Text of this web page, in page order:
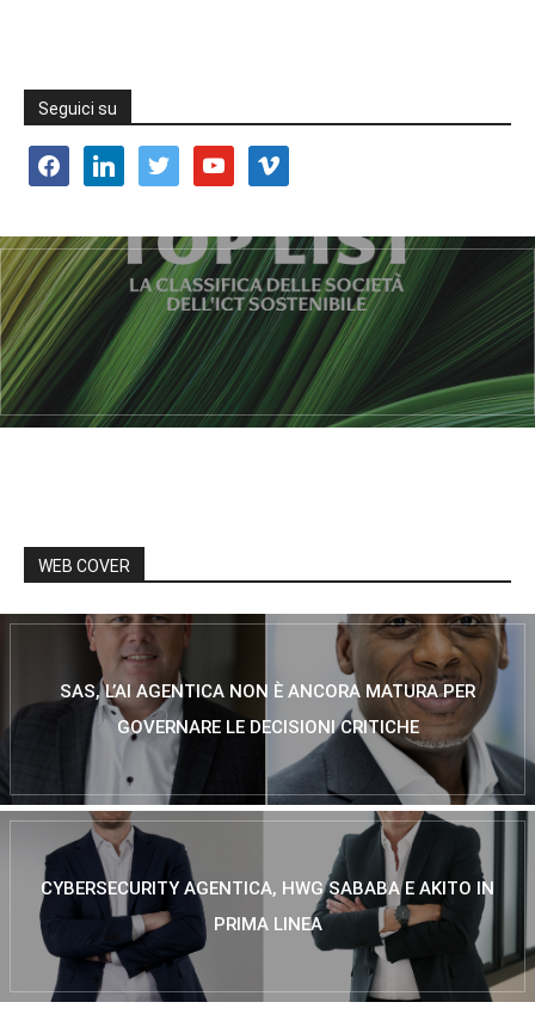
Seguici su
facebooklinkedin twitter youtube vimeo
WEB COVER
SAS, L’AI AGENTICA NON È ANCORA MATURA PER
GOVERNARE LE DECISIONI CRITICHE
CYBERSECURITY AGENTICA, HWG SABABA E AKITO IN
PRIMA LINEA